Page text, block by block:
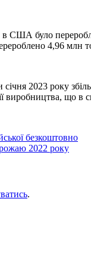
США було
4,96
січня 2023 року
що в
безкоштовно
2022 року
.